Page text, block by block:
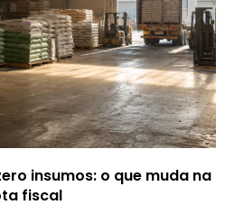
insumos: o que muda na
fiscal